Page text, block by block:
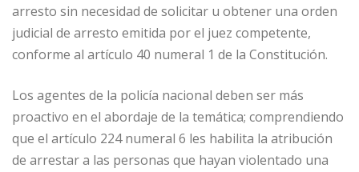
arresto sin necesidad de solicitar u obtener una orden
judicial de arresto emitida por el juez competente,
conforme al artículo 40 numeral 1 de la Constitución.
Los agentes de la policía nacional deben ser más
proactivo en el abordaje de la temática; comprendiendo
que el artículo 224 numeral 6 les habilita la atribución
de arrestar a las personas que hayan violentado una